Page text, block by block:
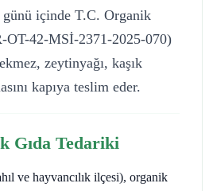
içinde T.C. Organik
OT-42-MSİ-2371-2025-070)
zeytinyağı, kaşık
kapıya teslim eder.
Gıda Tedariki
ve hayvancılık ilçesi), organik